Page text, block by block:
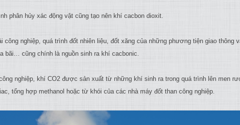
phân hủy xác động vật cũng tạo nên khí cacbon dioxit.
công nghiệp, quá trình đốt nhiên liệu, đốt xăng của những phương tiện giao thông
bãi… cũng chính là nguồn sinh ra khí cacbonic.
nghiệp, khí CO2 được sản xuất từ những khí sinh ra trong quá trình lên men
tổng hợp methanol hoặc từ khói của các nhà máy đốt than công nghiệp.